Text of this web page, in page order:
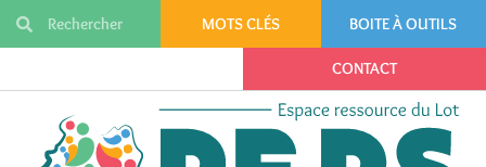
MOTS CLÉS BOITE À OUTILS
CONTACT